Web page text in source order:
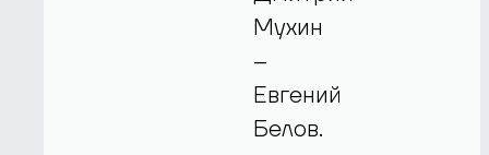
Мухин
–
Евгений
Белов.